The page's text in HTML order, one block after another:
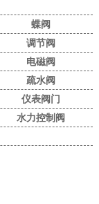
蝶阀
调节阀
电磁阀
疏水阀
仪表阀门
水力控制阀